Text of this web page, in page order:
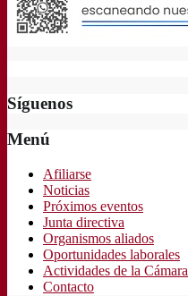
Síguenos
Menú
Afiliarse
Noticias
Próximos eventos
Junta directiva
Organismos aliados
Oportunidades laborales
Actividades de la Cámara
Contacto